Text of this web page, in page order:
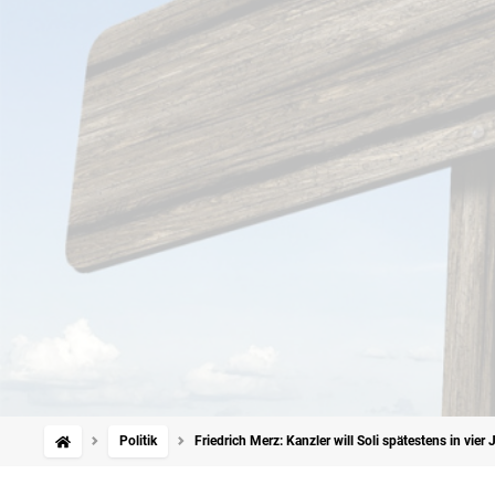
Politik Friedrich Merz: Kanzler will Soli spätestens in vier